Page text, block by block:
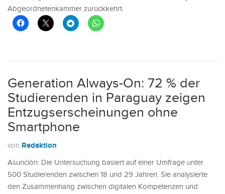
Abgeordnetenkammer zurückkehrt.
Generation Always-On: 72 % der
Studierenden in Paraguay zeigen
Entzugserscheinungen ohne
Smartphone
von Redaktion
Asunción: Die Untersuchung basiert auf einer Umfrage unter
500 Studierenden zwischen 18 und 29 Jahren. Sie analysierte
den Zusammenhang zwischen digitalen Kompetenzen und